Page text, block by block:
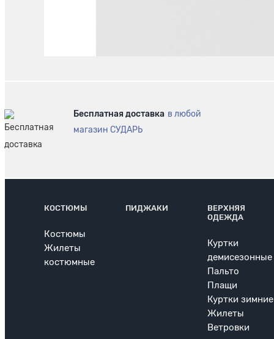
Бесплатная доставка в любой
магазин СУДАРЬ
КОСТЮМЫ
Костюмы
Жилеты
костюмные
ПИДЖАКИ
ВЕРХНЯЯ
ОДЕЖДА
Куртки
демисезонные
Пальто
Плащи
Куртки зимние
Жилеты
Ветровки